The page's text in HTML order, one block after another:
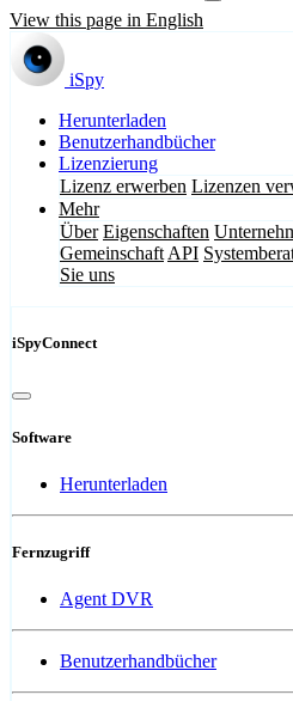
View this page in English
iSpy
Herunterladen
Benutzerhandbücher
Lizenzierung
Lizenz erwerben Lizenzen
Mehr
Über Eigenschaften
Gemeinschaft API
Sie uns
iSpyConnect
Software
Herunterladen
Fernzugriff
Agent DVR
Benutzerhandbücher